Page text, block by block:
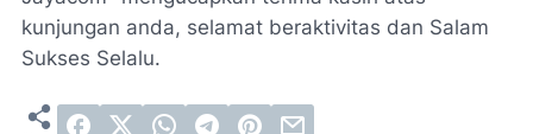
kunjungan anda, selamat beraktivitas dan Salam
Sukses Selalu.